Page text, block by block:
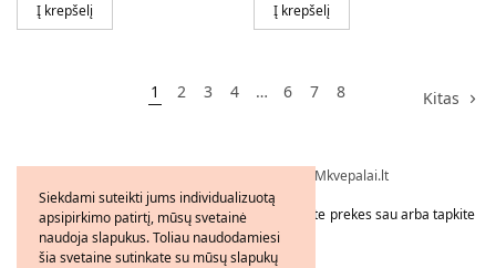
Į krepšelį Į krepšelį
1 2 3 4 … 6 7 8 Kitas
Visos teisės saugomos © 2026 - FMkvepalai.lt
Tapkite FMWorld verslo partneriu arba užsakykite prekes sau arba tapkite
platintoju!
Siekdami suteikti jums individualizuotą
apsipirkimo patirtį, mūsų svetainė
naudoja slapukus. Toliau naudodamiesi
šia svetaine sutinkate su mūsų slapukų